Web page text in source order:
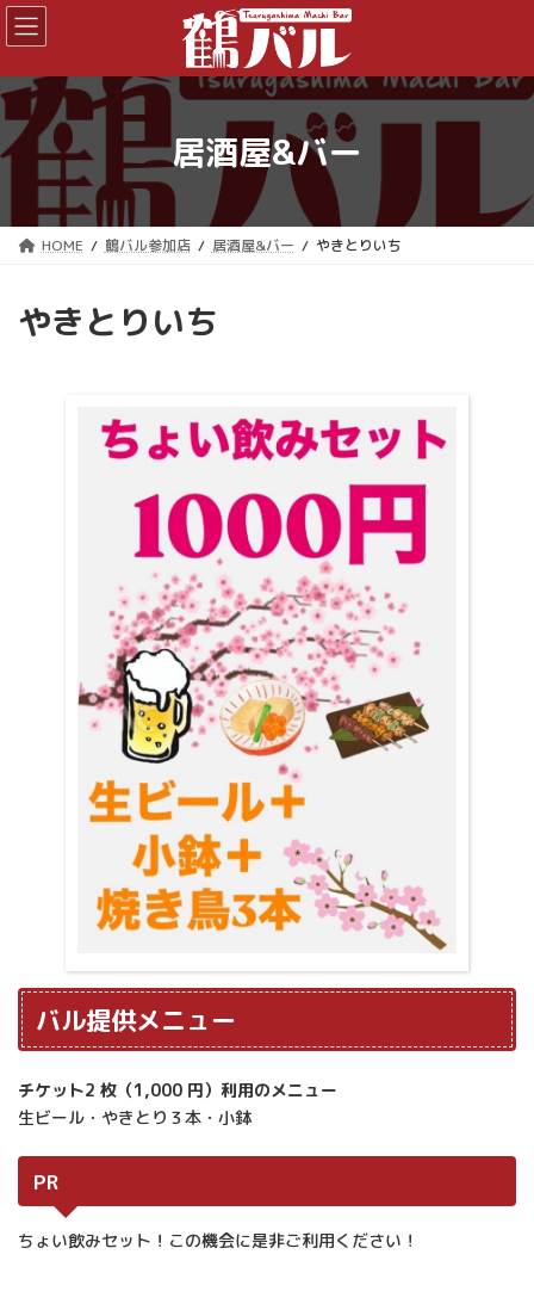
コ
ン
ン
ツ
ス
プ
ナ
ビ
ー
シ
ン
動
居酒屋&バー
HOME 鶴バル参加店 居酒屋&バー やきとりいち
やきとりいち
バル提供メニュー
チケット2 枚（1,000 円）利用のメニュー
生ビール・やきとり３本・小鉢
PR
ちょい飲みセット！この機会に是非ご利用ください！